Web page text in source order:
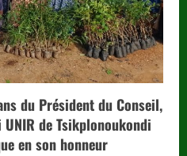
du Président du Conseil,
de Tsikplonoukondi
en son honneur